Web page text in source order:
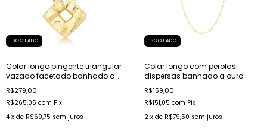
ESGOTADO
Colar longo pingente triangular
vazado facetado banhado a
ouro
R$279,00
R$265,05 com Pix
4 x de R$69,75 sem juros
ESGOTADO
Colar longo com pérolas
dispersas banhado a ouro
R$159,00
R$151,05 com Pix
2 x de R$79,50 sem juros